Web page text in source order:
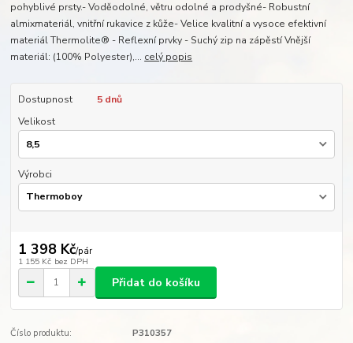
pohyblivé prsty.- Voděodolné, větru odolné a prodyšné- Robustní
almixmateriál, vnitřní rukavice z kůže- Velice kvalitní a vysoce efektivní
materiál Thermolite® - Reflexní prvky - Suchý zip na zápěstí Vnější
materiál: (100% Polyester),... celý popis
Dostupnost
5 dnů
Velikost
Výrobci
1 398 Kč/pár
1 155 Kč bez DPH
Přidat do košíku
Číslo produktu: P310357